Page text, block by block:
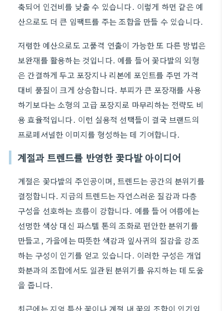
축되어 인건비를 낮출 수 있습니다. 이렇게 하면 같은 예
산으로도 더 큰 임팩트를 주는 조합을 만들 수 있습니다.
저렴한 예산으로도 고품격 연출이 가능한 또 다른 방법은
보완재를 활용하는 것입니다. 예를 들어 꽃다발의 외형
은 간결하게 두고 포장지나 리본에 포인트를 주면 가격
대비 품질이 크게 상승합니다. 부피가 큰 포장재를 사용
하기보다는 소형의 고급 포장지로 마무리하는 전략도 비
용 효율적입니다. 이런 실용적 선택들이 결국 브랜드의
프로페셔널한 이미지를 형성하는 데 기여합니다.
계절과 트렌드를 반영한 꽃다발 아이디어
계절은 꽃다발의 주인공이며, 트렌드는 공간의 분위기를
결정합니다. 지금의 트렌드는 자연스러운 질감과 다층
구성을 선호하는 흐름이 강합니다. 예를 들어 여름에는
선명한 색상 대신 파스텔 톤의 조화로 편안한 분위기를
만들고, 가을에는 따뜻한 색감과 잎사귀의 질감을 강조
하는 구성이 인기를 얻고 있습니다. 이러한 구성은 개업
화분과의 조합에서도 일관된 분위기를 유지하는 데 도움
을 줍니다.
최근에는 지역 특산 꽃이나 계절 내 꽃의 조합이 인기입